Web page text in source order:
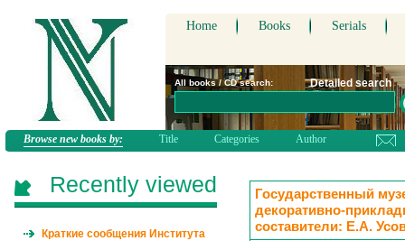
Home Books Serials
All books / CD search: Detailed search
Browse new books by: Title Categories Author
Государственный
декоративно-
составители: Е.А.
Recently viewed
Краткие сообщения Института